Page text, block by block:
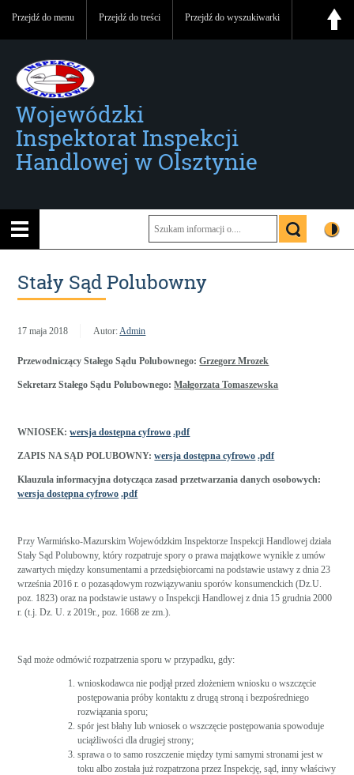
Przejdź do menu Przejdź do treści Przejdź do wyszukiwarki
Wojewódzki
Inspektorat Inspekcji
Handlowej w Olsztynie
Stały Sąd Polubowny
17 maja 2018 Autor:Admin
Przewodniczący Stałego Sądu Polubownego:Grzegorz Mrozek
Sekretarz Stałego Sądu Polubownego:Małgorzata Tomaszewska
WNIOSEK:wersja dostępna cyfrowo .pdf
ZAPIS NA SĄD POLUBOWNY:wersja dostępna cyfrowo .pdf
Klauzula informacyjna dotycząca zasad przetwarzania danych osobowych:
wersja dostępna cyfrowo .pdf
Przy Warmińsko-Mazurskim Wojewódzkim Inspektorze Inspekcji Handlowej działa
Stały Sąd Polubowny, który rozpatruje spory o prawa majątkowe wynikłe z umów
zawartych między konsumentami a przedsiębiorcami na podstawie ustawy z dnia 23
września 2016 r. o pozasądowym rozwiązywaniu sporów konsumenckich (Dz.U.
poz. 1823) oraz na podstawie ustawy o Inspekcji Handlowej z dnia 15 grudnia 2000
r. (t.j. Dz. U. z 2019r., poz. 1668 ze zm.).
Sąd może odmówić rozpatrzenia sporu w przypadku, gdy:
wnioskodawca nie podjął przed złożeniem wniosku o wszczęcie
postępowania próby kontaktu z drugą stroną i bezpośredniego
rozwiązania sporu;
spór jest błahy lub wniosek o wszczęcie postępowania spowoduje
uciążliwości dla drugiej strony;
sprawa o to samo roszczenie między tymi samymi stronami jest w
toku albo została już rozpatrzona przez Inspekcję, sąd, inny właściwy